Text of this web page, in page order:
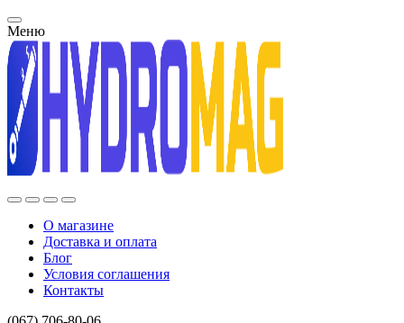
Меню
О магазине
Доставка и оплата
Блог
Условия соглашения
Контакты